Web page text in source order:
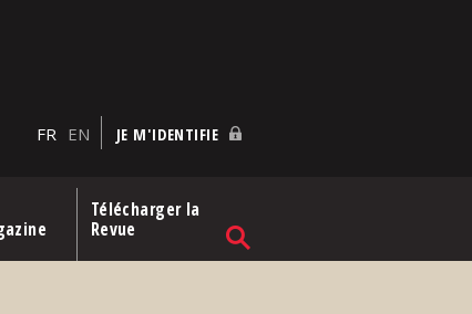
FR EN JE M'IDENTIFIE
Télécharger la
Revue